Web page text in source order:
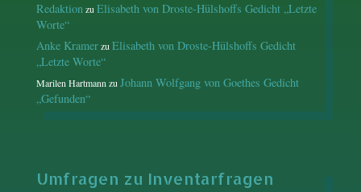
Redaktion zu Elisabeth von Droste-Hülshoffs Gedicht „Letzte
Worte“
Anke Kramerzu Elisabeth von Droste-Hülshoffs Gedicht
„Letzte Worte“
Marilen Hartmann zu Johann Wolfgang von Goethes Gedicht
„Gefunden“
Umfragen zu Inventarfragen